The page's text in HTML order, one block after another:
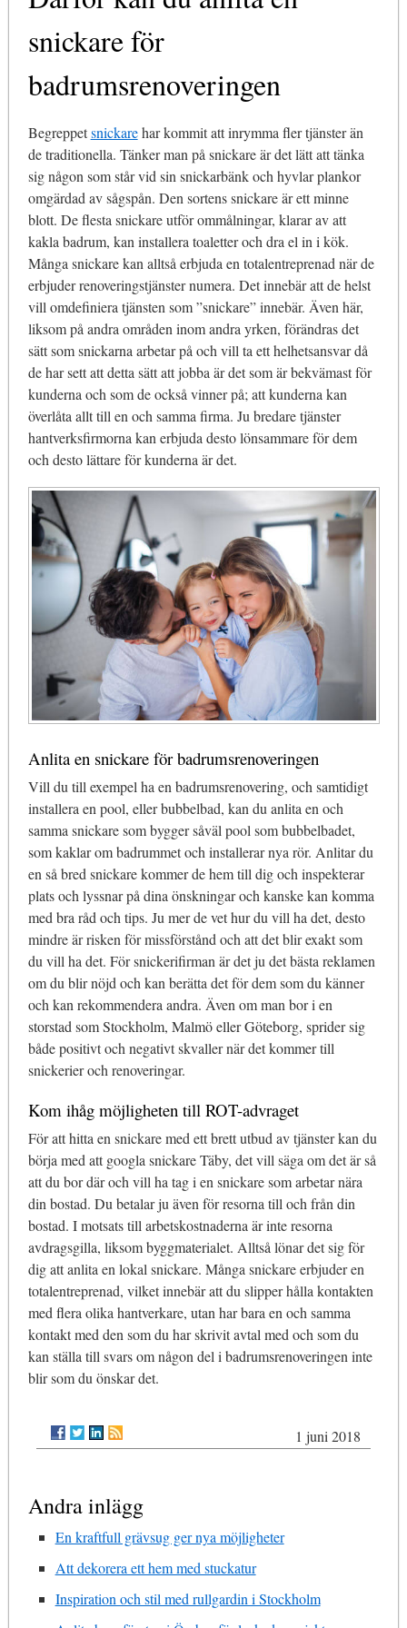
snickare för
badrumsrenoveringen
Begreppetsnickarehar kommit att inrymma fler tjänster än
de traditionella. Tänker man på snickare är det lätt att tänka
sig någon som står vid sin snickarbänk och hyvlar plankor
omgärdad av sågspån. Den sortens snickare är ett minne
blott. De flesta snickare utför ommålningar, klarar av att
kakla badrum, kan installera toaletter och dra el in i kök.
Många snickare kan alltså erbjuda en totalentreprenad när de
erbjuder renoveringstjänster numera. Det innebär att de helst
vill omdefiniera tjänsten som ”snickare” innebär. Även här,
liksom på andra områden inom andra yrken, förändras det
sätt som snickarna arbetar på och vill ta ett helhetsansvar då
de har sett att detta sätt att jobba är det som är bekvämast för
kunderna och som de också vinner på; att kunderna kan
överlåta allt till en och samma firma. Ju bredare tjänster
hantverksfirmorna kan erbjuda desto lönsammare för dem
och desto lättare för kunderna är det.
Anlita en snickare för badrumsrenoveringen
Vill du till exempel ha en badrumsrenovering, och samtidigt
installera en pool, eller bubbelbad, kan du anlita en och
samma snickare som bygger såväl pool som bubbelbadet,
som kaklar om badrummet och installerar nya rör. Anlitar du
en så bred snickare kommer de hem till dig och inspekterar
plats och lyssnar på dina önskningar och kanske kan komma
med bra råd och tips. Ju mer de vet hur du vill ha det, desto
mindre är risken för missförstånd och att det blir exakt som
du vill ha det. För snickerifirman är det ju det bästa reklamen
om du blir nöjd och kan berätta det för dem som du känner
och kan rekommendera andra. Även om man bor i en
storstad som Stockholm, Malmö eller Göteborg, sprider sig
både positivt och negativt skvaller när det kommer till
snickerier och renoveringar.
Kom ihåg möjligheten till ROT-advraget
För att hitta en snickare med ett brett utbud av tjänster kan du
börja med att googla snickare Täby, det vill säga om det är så
att du bor där och vill ha tag i en snickare som arbetar nära
din bostad. Du betalar ju även för resorna till och från din
bostad. I motsats till arbetskostnaderna är inte resorna
avdragsgilla, liksom byggmaterialet. Alltså lönar det sig för
dig att anlita en lokal snickare. Många snickare erbjuder en
totalentreprenad, vilket innebär att du slipper hålla kontakten
med flera olika hantverkare, utan har bara en och samma
kontakt med den som du har skrivit avtal med och som du
kan ställa till svars om någon del i badrumsrenoveringen inte
blir som du önskar det.
1 juni 2018
Andra inlägg
En kraftfull grävsug ger nya möjligheter
Att dekorera ett hem med stuckatur
Inspiration och stil med rullgardin i Stockholm